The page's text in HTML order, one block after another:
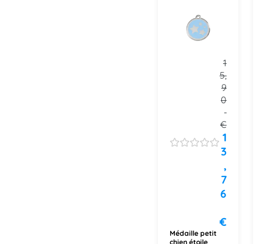
1
5,
9
0
€
1
3
,
7
6
€
Médaille petit
chien étoile